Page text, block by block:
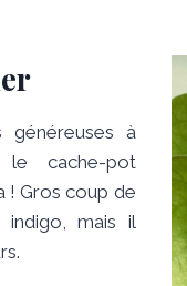
généreuses à
cache-pot
! Gros coup de
mais il